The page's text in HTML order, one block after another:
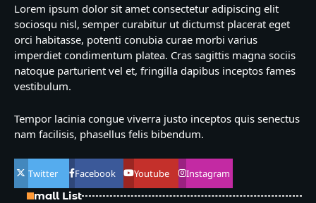
Lorem ipsum dolor sit amet consectetur adipiscing elit
sociosqu nisl, semper curabitur ut dictumst placerat eget
orci habitasse, potenti conubia curae morbi varius
imperdiet condimentum platea. Cras sagittis magna sociis
natoque parturient vel et, fringilla dapibus inceptos fames
vestibulum.
Tempor lacinia congue viverra justo inceptos quis senectus
nam facilisis, phasellus felis bibendum.
Twitter Facebook Youtube Instagram
Small List